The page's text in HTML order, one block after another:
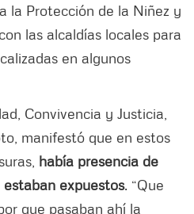
la Protección de la Niñez y
las alcaldías locales para
en algunos
Convivencia y Justicia,
manifestó que en estos
había presencia de
expuestos. “Que
que pasaban ahí la